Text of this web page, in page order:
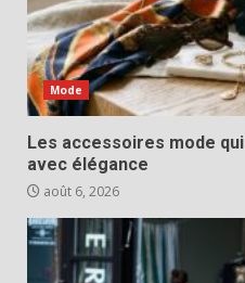
Mode
Les accessoires mode
avec élégance
août 6, 2026